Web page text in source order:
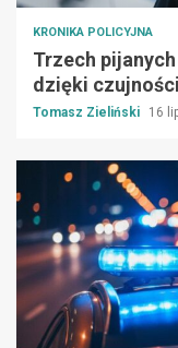
KRONIKA POLICYJNA
Trzech
dzięki
Tomasz Zieliński 16